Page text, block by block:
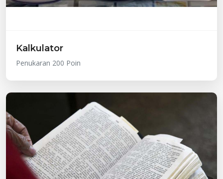
Kalkulator
Penukaran 200 Poin